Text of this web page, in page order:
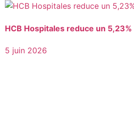
HCB Hospitales reduce un
5 juin 2026